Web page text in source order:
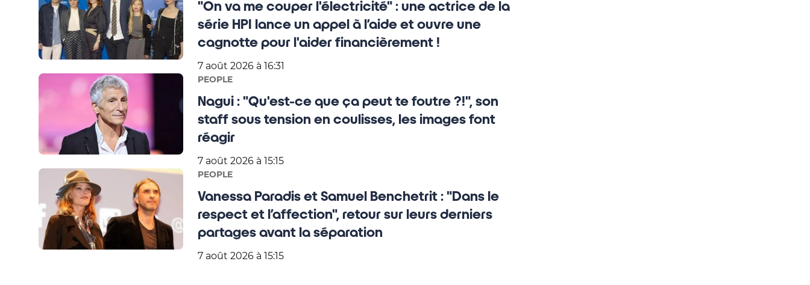
"On va me couper l'électricité" : une actrice de la
série HPI lance un appel à l’aide et ouvre une
cagnotte pour l'aider financièrement !
7 août 2026 à 16:31
PEOPLE
Nagui : "Qu'est-ce que ça peut te foutre ?!", son
staff sous tension en coulisses, les images font
réagir
7 août 2026 à 15:15
PEOPLE
Vanessa Paradis et Samuel Benchetrit : "Dans le
respect et l’affection", retour sur leurs derniers
partages avant la séparation
7 août 2026 à 15:15